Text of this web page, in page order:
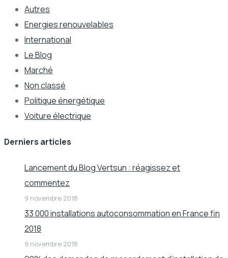
Autres
Energies renouvelables
International
Le Blog
Marché
Non classé
Politique énergétique
Voiture électrique
Derniers articles
Lancement du Blog Vertsun : réagissez et
commentez
9 novembre 2018
33 000 installations autoconsommation en France fin
2018
9 novembre 2018